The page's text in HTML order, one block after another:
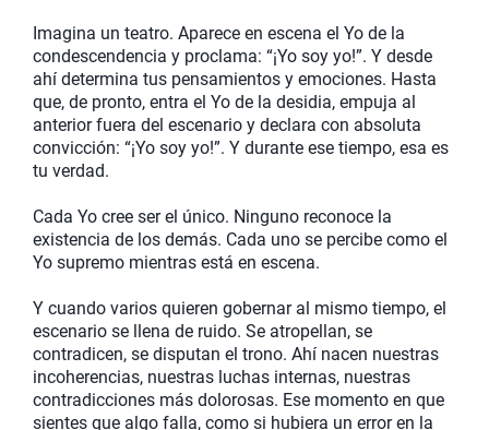
Imagina un teatro. Aparece en escena el Yo de la
condescendencia y proclama: “¡Yo soy yo!”. Y desde
ahí determina tus pensamientos y emociones. Hasta
que, de pronto, entra el Yo de la desidia, empuja al
anterior fuera del escenario y declara con absoluta
convicción: “¡Yo soy yo!”. Y durante ese tiempo, esa es
tu verdad.
Cada Yo cree ser el único. Ninguno reconoce la
existencia de los demás. Cada uno se percibe como el
Yo supremo mientras está en escena.
Y cuando varios quieren gobernar al mismo tiempo, el
escenario se llena de ruido. Se atropellan, se
contradicen, se disputan el trono. Ahí nacen nuestras
incoherencias, nuestras luchas internas, nuestras
contradicciones más dolorosas. Ese momento en que
sientes que algo falla, como si hubiera un error en la